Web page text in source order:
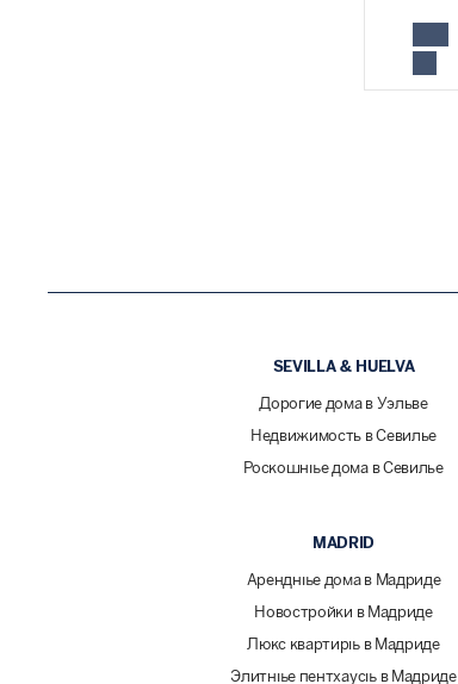
SEVILLA & HUELVA
Дорогие дома в Уэльве
Недвижимость в Севилье
Роскошные дома в Севилье
MADRID
Арендные дома в Мадриде
Новостройки в Мадриде
Люкс квартиры в Мадриде
Элитные пентхаусы в Мадриде